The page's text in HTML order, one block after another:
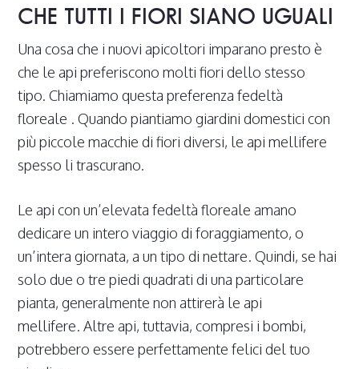
CHE TUTTI I FIORI SIANO UGUALI
Una cosa che i nuovi apicoltori imparano presto è
che le api preferiscono molti fiori dello stesso
tipo. Chiamiamo questa preferenza fedeltà
floreale . Quando piantiamo giardini domestici con
più piccole macchie di fiori diversi, le api mellifere
spesso li trascurano.
Le api con un’elevata fedeltà floreale amano
dedicare un intero viaggio di foraggiamento, o
un’intera giornata, a un tipo di nettare. Quindi, se hai
solo due o tre piedi quadrati di una particolare
pianta, generalmente non attirerà le api
mellifere. Altre api, tuttavia, compresi i bombi,
potrebbero essere perfettamente felici del tuo